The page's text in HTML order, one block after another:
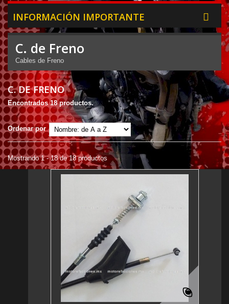
INFORMACIÓN IMPORTANTE
C. de Freno
Cables de Freno
C. DE FRENO
Encontrados 18 productos.
Ordenar por
Mostrando 1 - 18 de 18 productos